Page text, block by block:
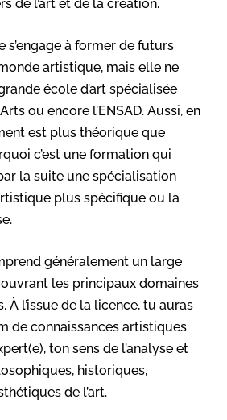
de l’art et de la création.
s’engage à former de futurs
artistique, mais elle ne
école d’art spécialisée
ou encore l’ENSAD. Aussi, en
est plus théorique que
c’est une formation qui
la suite une spécialisation
plus spécifique ou la
généralement un large
les principaux domaines
À l’issue de la licence, tu auras
de connaissances artistiques
ton sens de l’analyse et
historiques,
de l’art.